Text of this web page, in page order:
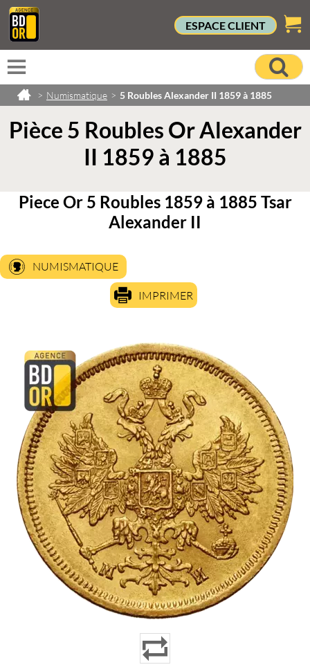
ESPACE CLIENT
> Numismatique > 5 Roubles Alexander II 1859 à 1885
Pièce 5 Roubles Or Alexander
II 1859 à 1885
Piece Or 5 Roubles 1859 à 1885 Tsar
Alexander II
NUMISMATIQUE
IMPRIMER